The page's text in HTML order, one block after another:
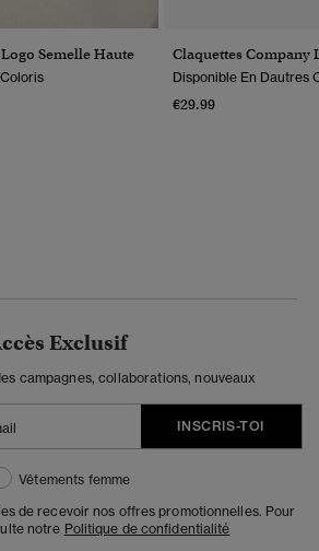
Semelle Haute Claquettes Company
Disponible En Dautres
€29.99
Exclusif
campagnes, collaborations, nouveaux
INSCRIS-TOI
Vêtements femme
de recevoir nos offres promotionnelles. Pour
notre Politique de confidentialité